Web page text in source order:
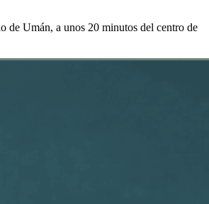
de Umán, a unos 20 minutos del centro de